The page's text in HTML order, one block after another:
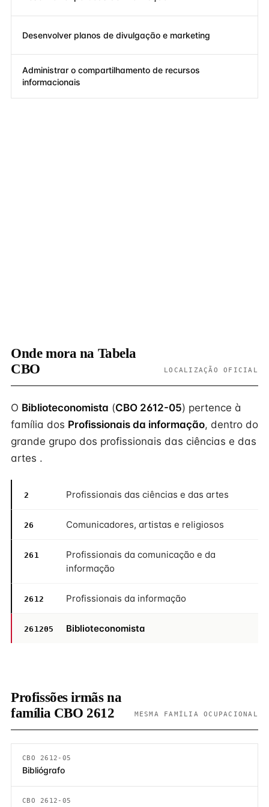
Desenvolver planos de divulgação e marketing
Administrar o compartilhamento de recursos
informacionais
Onde mora na Tabela
CBO
LOCALIZAÇÃO OFICIAL
O Biblioteconomista (CBO 2612-05) pertence à
família dos Profissionais da informação, dentro do
grande grupo dos profissionais das ciências e das
artes .
2 Profissionais das ciências e das artes
26 Comunicadores, artistas e religiosos
261
Profissionais da comunicação e da
informação
2612 Profissionais da informação
261205 Biblioteconomista
Profissões irmãs na
família CBO 2612
MESMA FAMÍLIA OCUPACIONAL
CBO 2612-05
Bibliógrafo
CBO 2612-05